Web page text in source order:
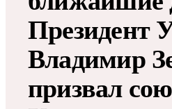
Президент
Владимир
призвал